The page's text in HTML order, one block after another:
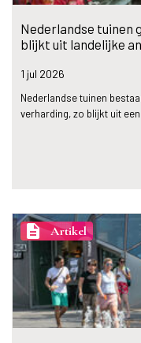
Nederlandse tuinen
blijkt uit landelijke
1 jul 2026
Nederlandse tuinen
verharding, zo blijkt uit
description Artikel